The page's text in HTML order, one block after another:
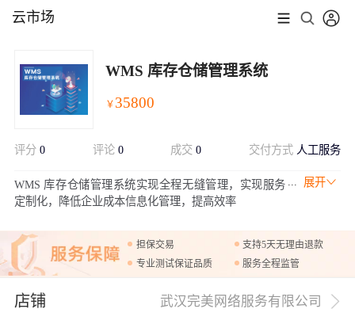
云市场
WMS 库存仓储管理系统
￥ 35800
评分 0 评论 0 成交0 交付方式 人工服务
展开
WMS 库存仓储管理系统实现全程无缝管理，实现服务
定制化，降低企业成本信息化管理，提高效率
担保交易
支持5天无理由退款
专业测试保证品质
服务全程监管
店铺 武汉完美网络服务有限公司